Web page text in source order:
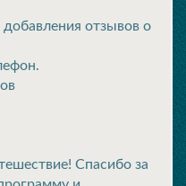
отзывов о
Спасибо за